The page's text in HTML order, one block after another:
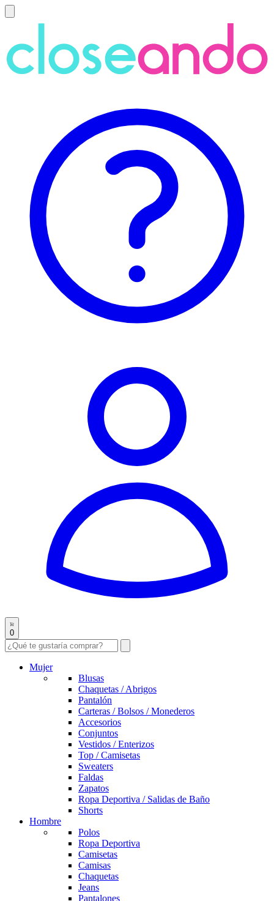
0
Mujer
Blusas
Chaquetas / Abrigos
Pantalón
Carteras / Bolsos / Monederos
Accesorios
Conjuntos
Vestidos / Enterizos
Top / Camisetas
Sweaters
Faldas
Zapatos
Ropa Deportiva / Salidas de Baño
Shorts
Hombre
Polos
Ropa Deportiva
Camisetas
Camisas
Chaquetas
Jeans
Pantalones